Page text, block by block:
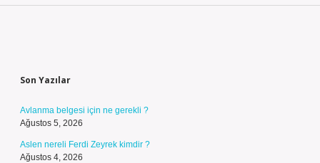
Son Yazılar
Avlanma belgesi için ne gerekli ?
Ağustos 5, 2026
Aslen nereli Ferdi Zeyrek kimdir ?
Ağustos 4, 2026